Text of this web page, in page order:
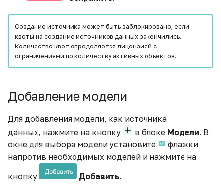
Тепловая карта с
кастомной стилизацией
Транспонирование
таблицы
выражения и их
практическое
применение
Экспорт данных в Google
Таблицы
Создание источника может быть заблокировано, если
квоты на создание источников данных закончились.
Количество квот определяется лицензией с
ограничениями по количеству активных объектов.
Добавление модели
Для добавления модели, как источника
данных, нажмите на кнопку
в блоке Модели. В
окне для выбора модели установите
флажки
напротив необходимых моделей и нажмите на
кнопку
Добавить.